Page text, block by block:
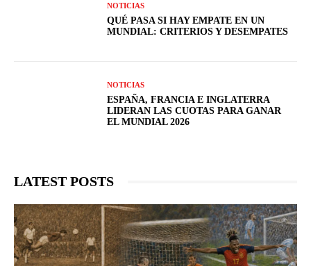
NOTICIAS
QUÉ PASA SI HAY EMPATE EN UN
MUNDIAL: CRITERIOS Y DESEMPATES
NOTICIAS
ESPAÑA, FRANCIA E INGLATERRA
LIDERAN LAS CUOTAS PARA GANAR
EL MUNDIAL 2026
LATEST POSTS